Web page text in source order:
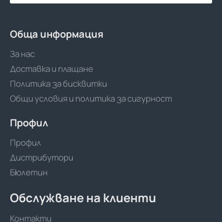
Обща информация
За нас
Доставка и плащане
Политика за бисквитки
Общи условия и политика за сигурност
Профил
Профил
Дистрибутори
Бюлетин
Обслужване на клиенти
Контакти